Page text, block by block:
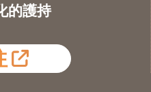
的護持